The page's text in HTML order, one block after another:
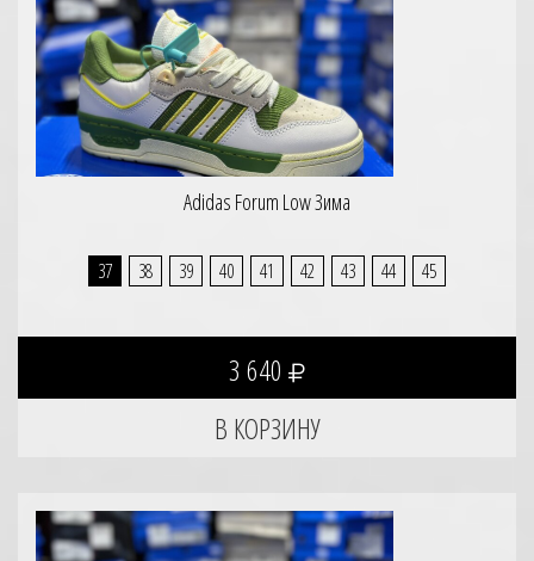
Adidas Forum Low Зима
37 38 39 40 41 42 43 44 45
3 640